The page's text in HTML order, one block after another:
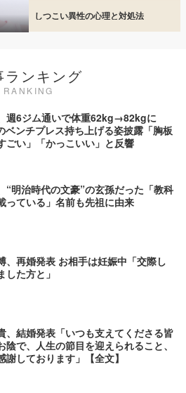
しつこい異性の心理と対処法
ランキング
RANKING
週6ジム通いで体重62kg→82kgに
ベンチプレス持ち上げる姿披露「胸板
ごい」「かっこいい」と反響
“明治時代の文豪”の玄孫だった「教科
っている」名前も先祖に由来
、再婚発表 お相手は妊娠中「交際し
した方と」
、結婚発表「いつも支えてくださる皆
陰で、人生の節目を迎えられること、
謝しております」【全文】